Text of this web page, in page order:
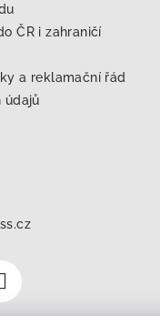
ČR i zahraničí
a reklamační řád
údajů